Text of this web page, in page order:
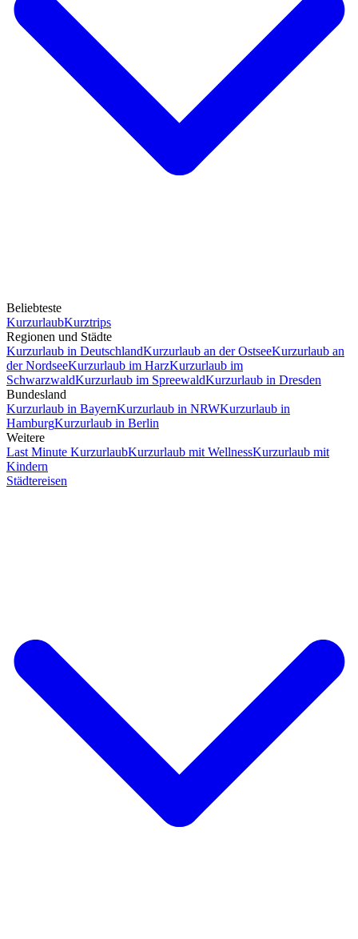
Beliebteste
KurzurlaubKurztrips
Regionen und Städte
Kurzurlaub in DeutschlandKurzurlaub an der OstseeKurzurlaub an
der NordseeKurzurlaub im HarzKurzurlaub im
SchwarzwaldKurzurlaub im SpreewaldKurzurlaub in Dresden
Bundesland
Kurzurlaub in BayernKurzurlaub in NRWKurzurlaub in
HamburgKurzurlaub in Berlin
Weitere
Last Minute KurzurlaubKurzurlaub mit WellnessKurzurlaub mit
Kindern
Städtereisen